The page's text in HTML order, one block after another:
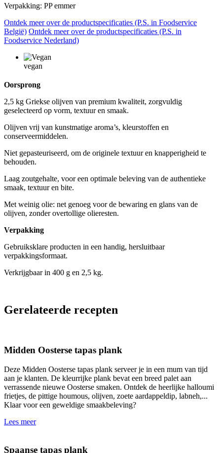
Verpakking: PP emmer
Ontdek meer over de productspecificaties (P.S. in Foodservice
België) Ontdek meer over de productspecificaties (P.S. in
Foodservice Nederland)
vegan
Oorsprong
2,5 kg Griekse olijven van premium kwaliteit, zorgvuldig
geselecteerd op vorm, textuur en smaak.
Olijven vrij van kunstmatige aroma’s, kleurstoffen en
conserveermiddelen.
Niet gepasteuriseerd, om de originele textuur en knapperigheid te
behouden.
Laag zoutgehalte, voor een optimale beleving van de authentieke
smaak, textuur en bite.
Met weinig olie: net genoeg voor de bewaring en glans van de
olijven, zonder overtollige olieresten.
Verpakking
Gebruiksklare producten in een handig, hersluitbaar
verpakkingsformaat.
Verkrijgbaar in 400 g en 2,5 kg.
Gerelateerde recepten
Midden Oosterse tapas plank
Deze Midden Oosterse tapas plank serveer je in een mum van tijd
aan je klanten. De kleurrijke plank bevat een breed palet aan
verrassende nieuwe Oosterse smaken. Ontdek de heerlijke halloumi
frietjes, de pittige houmous, olijven, zoete aardappeldip, labneh,...
Klaar voor een geweldige smaakbeleving?
Lees meer
Spaanse tapas plank